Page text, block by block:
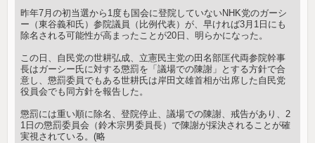
昨年7月の初当選から1度も国会に登院していないNHK党のガーシ
ー（東谷義和氏）参院議員（比例代表）が、早ければ3月1日にも
除名される可能性が高まったことが20日、明らかになった。
この日、自民党の世耕弘成、立憲民主党の田名部匡代両参院幹事
長はガーシー氏に対する懲罰を「議場での陳謝」とする方針で合
意し、懲罰委員でもある世耕氏は岸田文雄首相が出席した自民党
役員会でも同方針を報告した。
懲罰には重い順に除名、登院停止、議場での陳謝、戒告があり、2
1日の懲罰委員会（鈴木宗男委員長）で陳謝が採決されることが確
実視されている。(略